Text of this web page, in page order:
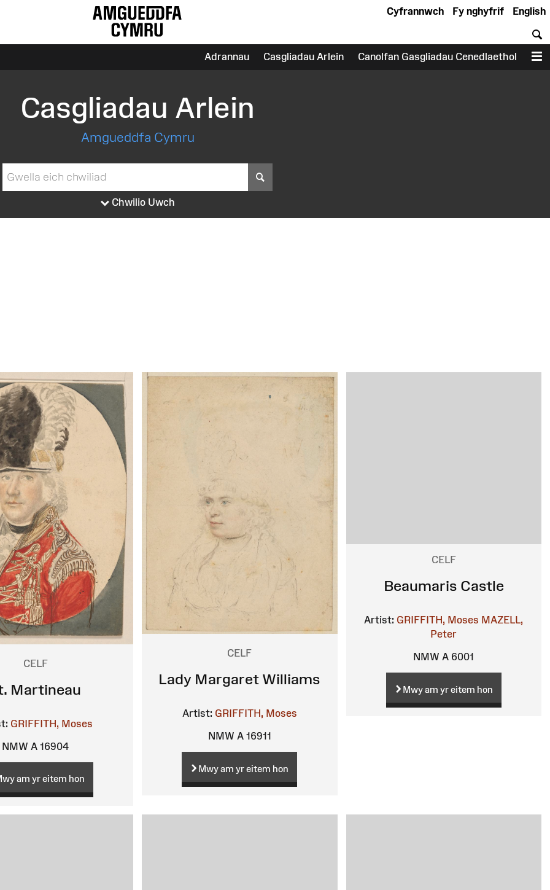
English
Fy nghyfrif
Cyfrannwch
Adrannau Casgliadau Arlein Canolfan Gasgliadau Cenedlaethol
Casgliadau Arlein
Amgueddfa Cymru
Chwilio Uwch
CELF
Martineau
GRIFFITH, Moses
NMW A 16904
am yr eitem hon
CELF
Lady Margaret Williams
Artist: GRIFFITH, Moses
NMW A 16911
Mwy am yr eitem hon
CELF
Beaumaris Castle
Artist: GRIFFITH, Moses MAZELL,
Peter
NMW A 6001
Mwy am yr eitem hon